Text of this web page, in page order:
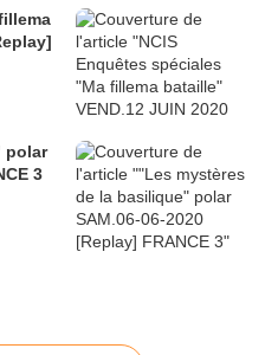
polar
3